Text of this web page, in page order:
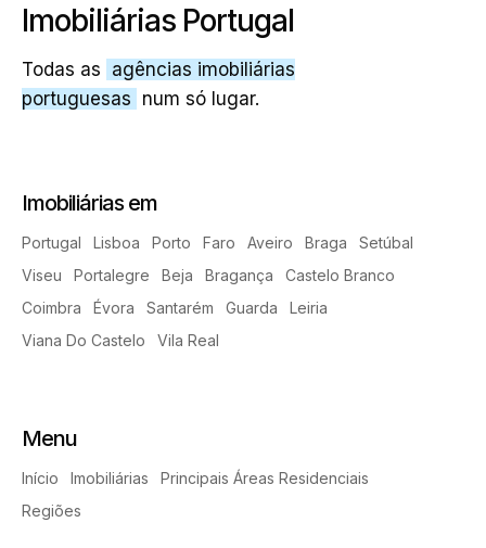
Imobiliárias Portugal
Todas as agências imobiliárias
portuguesas num só lugar.
Imobiliárias em
Portugal Lisboa Porto Faro Aveiro Braga
Setúbal
Viseu
Portalegre Beja Bragança
Castelo Branco
Coimbra
Évora Santarém Guarda
Leiria
Viana Do Castelo
Vila Real
Menu
Início Imobiliárias
Principais Áreas Residenciais
Regiões